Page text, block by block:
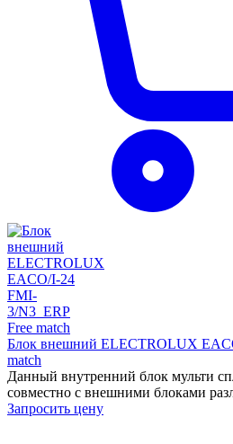
Блок внешний ELECTROLUX
match
Данный внутренний блок мульти
совместно с внешними блоками
Запросить цену